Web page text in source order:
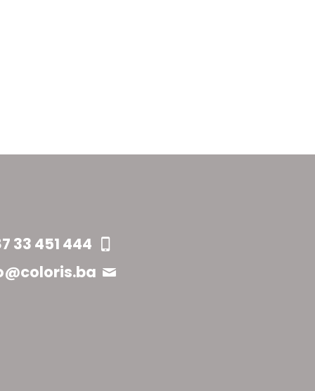
33 451 444